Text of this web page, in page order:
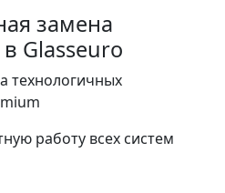
замена
Glasseuro
технологичных
работу всех систем